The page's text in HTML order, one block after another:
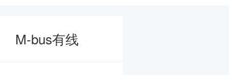
M-bus有线